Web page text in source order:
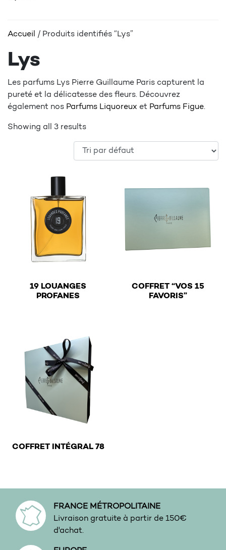
Accueil / Produits identifiés “Lys”
Lys
Les parfums Lys Pierre Guillaume Paris capturent la
pureté et la délicatesse des fleurs. Découvrez
également nos Parfums Liquoreux et Parfums Figue.
Showing all 3 results
19 LOUANGES
PROFANES
€
COFFRET “VOS 15
FAVORIS”
€
COFFRET INTÉGRAL 78
€
FRANCE MÉTROPOLITAINE
Livraison gratuite à partir de 150€
d'achat.